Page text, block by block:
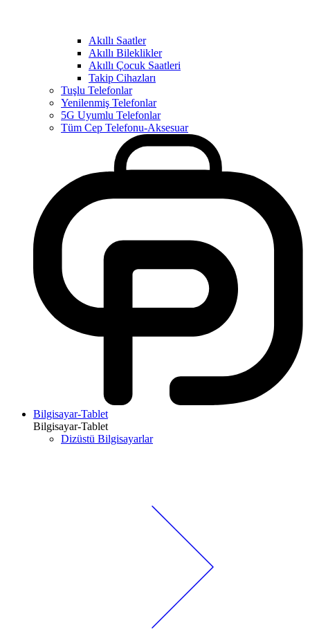
Akıllı Saatler
Akıllı Bileklikler
Akıllı Çocuk Saatleri
Takip Cihazları
Tuşlu Telefonlar
Yenilenmiş Telefonlar
5G Uyumlu Telefonlar
Tüm Cep Telefonu-Aksesuar
Bilgisayar-Tablet
Bilgisayar-Tablet
Dizüstü Bilgisayarlar